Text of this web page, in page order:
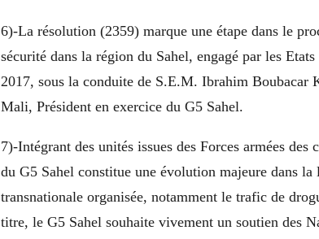
6)-La résolution (2359) marque une étape dans le
sécurité dans la région du Sahel, engagé par les
2017, sous la conduite de S.E.M. Ibrahim Boubacar
Mali, Président en exercice du G5 Sahel.
7)-Intégrant des unités issues des Forces armées
du G5 Sahel constitue une évolution majeure dans
transnationale organisée, notamment le trafic de
titre, le G5 Sahel souhaite vivement un soutien des